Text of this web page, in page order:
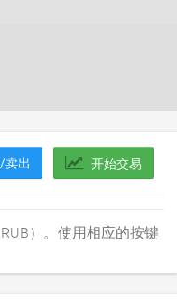
卖出 开始交易
RUB）。使用相应的按键